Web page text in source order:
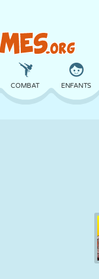
COMBAT ENFANTS